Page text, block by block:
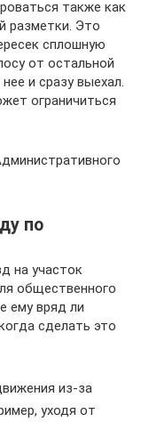
также как
разметки. Это
сплошную
от остальной
и сразу выехал.
ограничиться
по
на участок
общественного
ему вряд ли
сделать это
из-за
уходя от